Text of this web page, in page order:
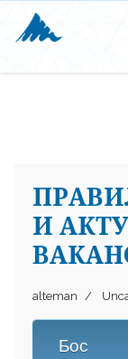
И
alteman
Бос